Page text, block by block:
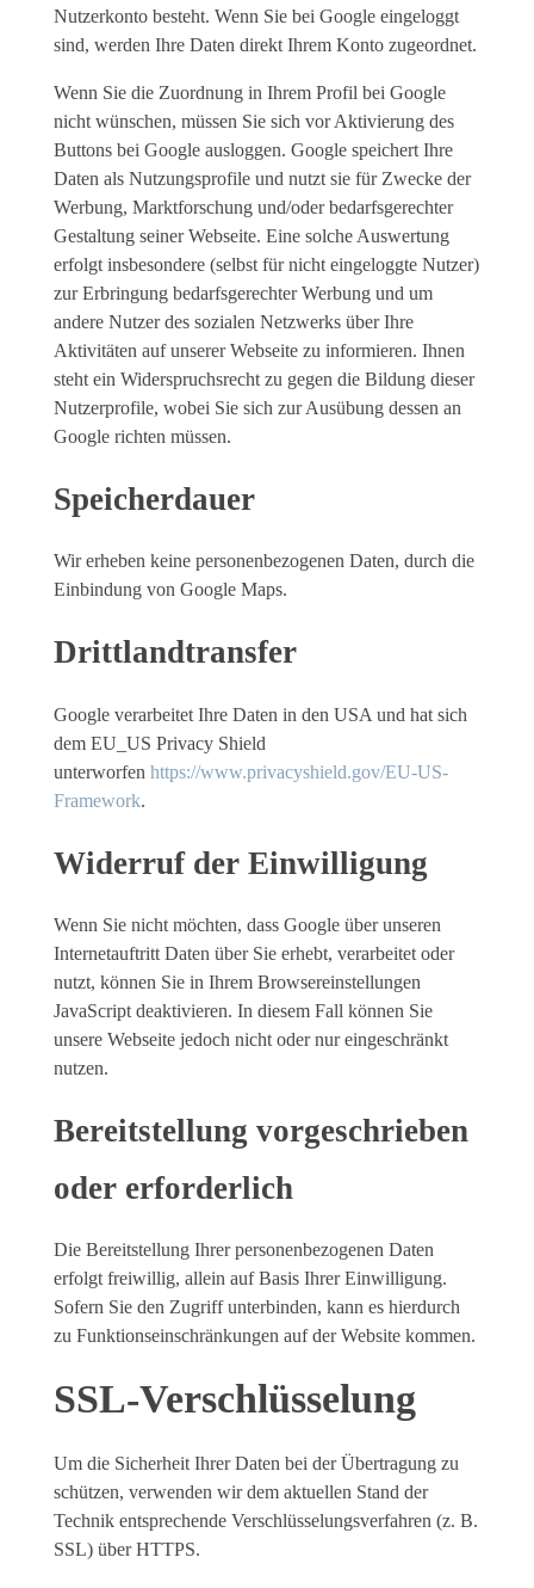
Nutzerkonto besteht. Wenn Sie bei Google eingeloggt
sind, werden Ihre Daten direkt Ihrem Konto zugeordnet.
Wenn Sie die Zuordnung in Ihrem Profil bei Google
nicht wünschen, müssen Sie sich vor Aktivierung des
Buttons bei Google ausloggen. Google speichert Ihre
Daten als Nutzungsprofile und nutzt sie für Zwecke der
Werbung, Marktforschung und/oder bedarfsgerechter
Gestaltung seiner Webseite. Eine solche Auswertung
erfolgt insbesondere (selbst für nicht eingeloggte Nutzer)
zur Erbringung bedarfsgerechter Werbung und um
andere Nutzer des sozialen Netzwerks über Ihre
Aktivitäten auf unserer Webseite zu informieren. Ihnen
steht ein Widerspruchsrecht zu gegen die Bildung dieser
Nutzerprofile, wobei Sie sich zur Ausübung dessen an
Google richten müssen.
Speicherdauer
Wir erheben keine personenbezogenen Daten, durch die
Einbindung von Google Maps.
Drittlandtransfer
Google verarbeitet Ihre Daten in den USA und hat sich
dem EU_US Privacy Shield
unterworfen https://www.privacyshield.gov/EU-US-
Framework.
Widerruf der Einwilligung
Wenn Sie nicht möchten, dass Google über unseren
Internetauftritt Daten über Sie erhebt, verarbeitet oder
nutzt, können Sie in Ihrem Browsereinstellungen
JavaScript deaktivieren. In diesem Fall können Sie
unsere Webseite jedoch nicht oder nur eingeschränkt
nutzen.
Bereitstellung vorgeschrieben
oder erforderlich
Die Bereitstellung Ihrer personenbezogenen Daten
erfolgt freiwillig, allein auf Basis Ihrer Einwilligung.
Sofern Sie den Zugriff unterbinden, kann es hierdurch
zu Funktionseinschränkungen auf der Website kommen.
SSL-Verschlüsselung
Um die Sicherheit Ihrer Daten bei der Übertragung zu
schützen, verwenden wir dem aktuellen Stand der
Technik entsprechende Verschlüsselungsverfahren (z. B.
SSL) über HTTPS.